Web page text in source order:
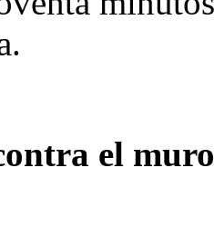
el